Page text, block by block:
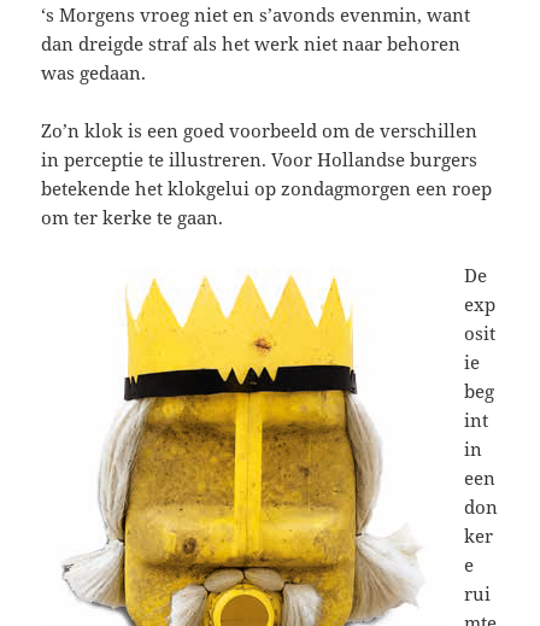
‘s Morgens vroeg niet en s’avonds evenmin, want
dan dreigde straf als het werk niet naar behoren
was gedaan.
Zo’n klok is een goed voorbeeld om de verschillen
in perceptie te illustreren. Voor Hollandse burgers
betekende het klokgelui op zondagmorgen een roep
om ter kerke te gaan.
De
exp
osit
ie
beg
int
in
een
don
ker
e
rui